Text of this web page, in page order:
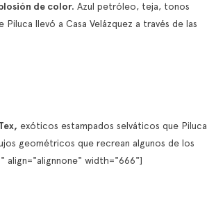
de color. Azul petróleo, teja, tonos
llevó a Casa Velázquez a través de las
exóticos estampados selváticos que Piluca
geométricos que recrean algunos de los
width="666"]